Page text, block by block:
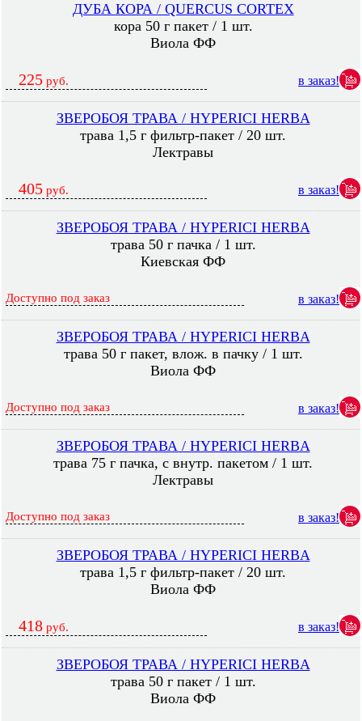
ДУБА КОРА / QUERCUS CORTEX
кора 50 г пакет / 1 шт.
Виола ФФ
225 руб. в заказ!
ЗВЕРОБОЯ ТРАВА / HYPERICI HERBA
трава 1,5 г фильтр-пакет / 20 шт.
Лектравы
405 руб. в заказ!
ЗВЕРОБОЯ ТРАВА / HYPERICI HERBA
трава 50 г пачка / 1 шт.
Киевская ФФ
Доступно под заказ в заказ!
ЗВЕРОБОЯ ТРАВА / HYPERICI HERBA
трава 50 г пакет, влож. в пачку / 1 шт.
Виола ФФ
Доступно под заказ в заказ!
ЗВЕРОБОЯ ТРАВА / HYPERICI HERBA
трава 75 г пачка, с внутр. пакетом / 1 шт.
Лектравы
Доступно под заказ в заказ!
ЗВЕРОБОЯ ТРАВА / HYPERICI HERBA
трава 1,5 г фильтр-пакет / 20 шт.
Виола ФФ
418 руб. в заказ!
ЗВЕРОБОЯ ТРАВА / HYPERICI HERBA
трава 50 г пакет / 1 шт.
Виола ФФ